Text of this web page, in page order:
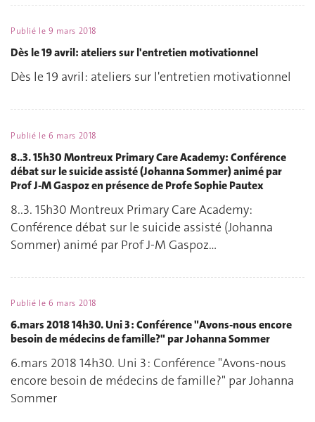
Publié le 9 mars 2018
Dès le 19 avril: ateliers sur l'entretien motivationnel
Dès le 19 avril: ateliers sur l'entretien motivationnel
Publié le 6 mars 2018
8..3. 15h30 Montreux Primary Care Academy: Conférence
débat sur le suicide assisté (Johanna Sommer) animé par
Prof J-M Gaspoz en présence de Profe Sophie Pautex
8..3. 15h30 Montreux Primary Care Academy:
Conférence débat sur le suicide assisté (Johanna
Sommer) animé par Prof J-M Gaspoz…
Publié le 6 mars 2018
6.mars 2018 14h30. Uni 3 : Conférence "Avons-nous encore
besoin de médecins de famille?" par Johanna Sommer
6.mars 2018 14h30. Uni 3 : Conférence "Avons-nous
encore besoin de médecins de famille?" par Johanna
Sommer